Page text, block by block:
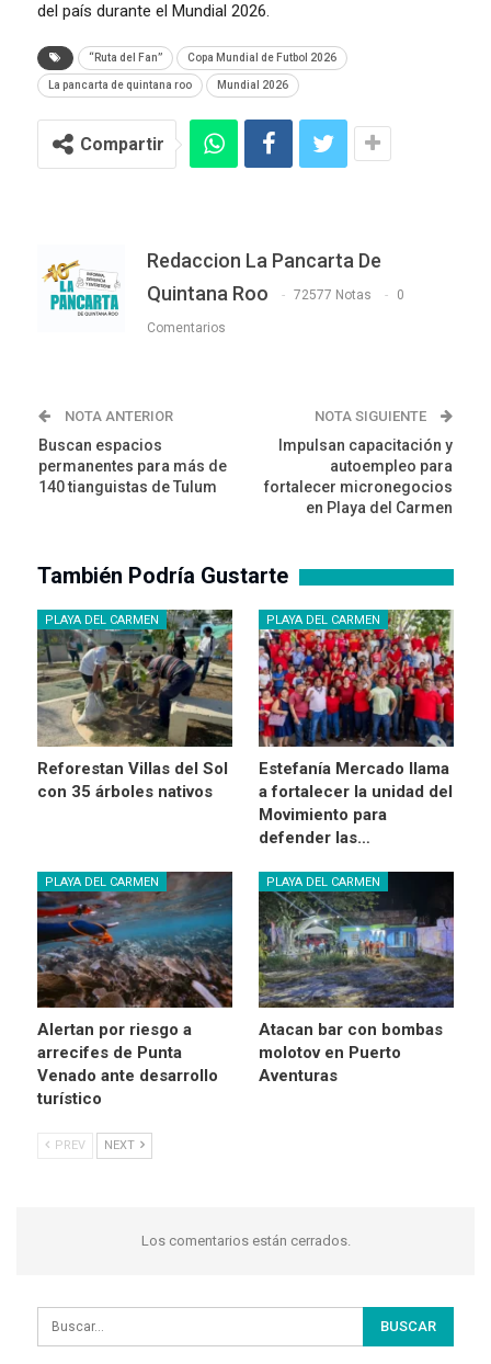
del país durante el Mundial 2026.
“Ruta del Fan” Copa Mundial de Futbol 2026
La pancarta de quintana roo Mundial 2026
Compartir
Redaccion La Pancarta De
Quintana Roo
72577 Notas 0
Comentarios
NOTA ANTERIOR
Buscan espacios
permanentes para más de
140 tianguistas de Tulum
NOTA SIGUIENTE
Impulsan capacitación y
autoempleo para
fortalecer micronegocios
en Playa del Carmen
También Podría Gustarte
PLAYA DEL CARMEN
Reforestan Villas del Sol
con 35 árboles nativos
PLAYA DEL CARMEN
Estefanía Mercado llama
a fortalecer la unidad del
Movimiento para
defender las…
PLAYA DEL CARMEN
Alertan por riesgo a
arrecifes de Punta
Venado ante desarrollo
turístico
PLAYA DEL CARMEN
Atacan bar con bombas
molotov en Puerto
Aventuras
PREV NEXT
Los comentarios están cerrados.